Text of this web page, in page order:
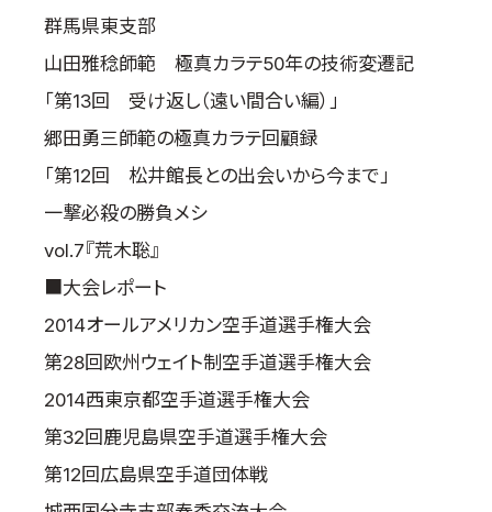
群馬県東支部
山田雅稔師範 極真カラテ50年の技術変遷記
「第13回 受け返し（遠い間合い編）」
郷田勇三師範の極真カラテ回顧録
「第12回 松井館長との出会いから今まで」
一撃必殺の勝負メシ
vol.7『荒木聡』
■大会レポート
2014オールアメリカン空手道選手権大会
第28回欧州ウェイト制空手道選手権大会
2014西東京都空手道選手権大会
第32回鹿児島県空手道選手権大会
第12回広島県空手道団体戦